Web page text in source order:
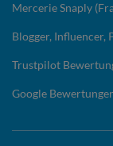
Mercerie Snaply
Blogger, Influencer,
Trustpilot
Google